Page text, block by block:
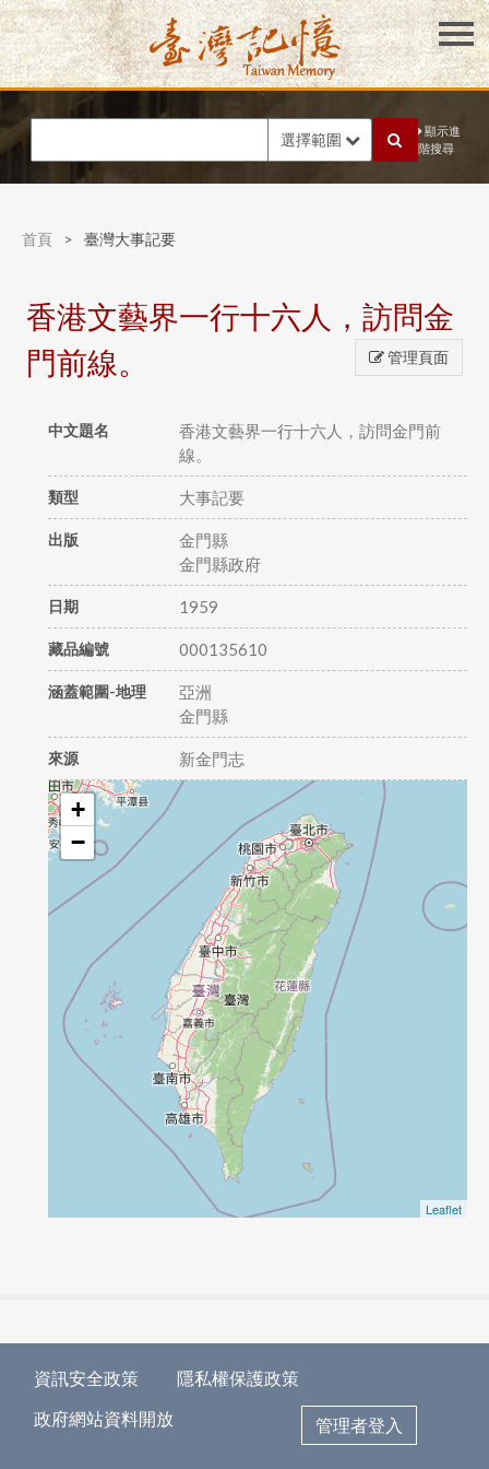
選擇範圍
顯示進
階搜尋
首頁 > 臺灣大事記要
香港文藝界一行十六人，訪問金
門前線。
管理頁面
中文題名
香港文藝界一行十六人，訪問金門前
線。
類型 大事記要
出版
金門縣
金門縣政府
日期 1959
藏品編號 000135610
涵蓋範圍-地理
亞洲
金門縣
來源 新金門志
+
−
Leaflet
資訊安全政策
隱私權保護政策
政府網站資料開放
管理者登入